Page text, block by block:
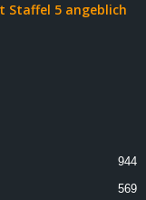
Staffel 5 angeblich
944
569